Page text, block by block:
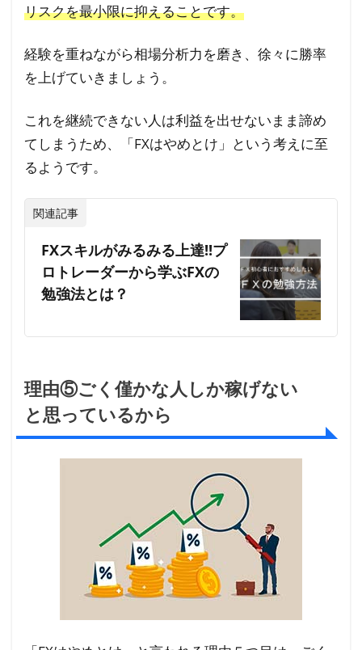
リスクを最小限に抑えることです。
経験を重ねながら相場分析力を磨き、徐々に勝率
を上げていきましょう。
これを継続できない人は利益を出せないまま諦め
てしまうため、「FXはやめとけ」という考えに至
るようです。
関連記事
FXスキルがみるみる上達!!プ
ロトレーダーから学ぶFXの
勉強法とは？
理由⑤ごく僅かな人しか稼げない
と思っているから